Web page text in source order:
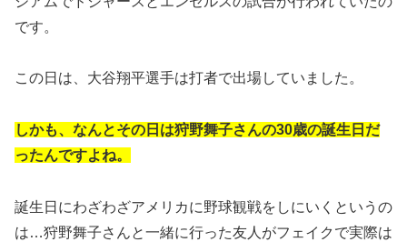
です。
この日は、大谷翔平選手は打者で出場していました。
しかも、なんとその日は狩野舞子さんの30歳の誕生日だ
ったんですよね。
誕生日にわざわざアメリカに野球観戦をしにいくというの
は…狩野舞子さんと一緒に行った友人がフェイクで実際は